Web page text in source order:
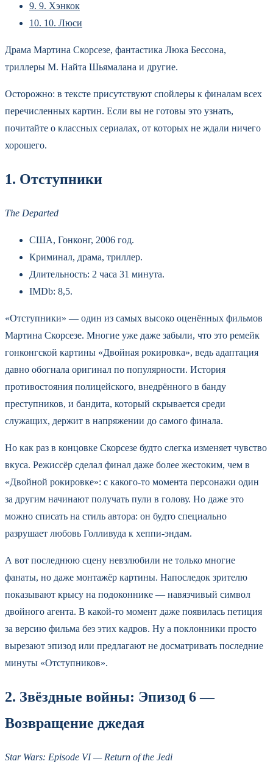
9. 9. Хэнкок
10. 10. Люси
Драма Мартина Скорсезе, фантастика Люка Бессона,
триллеры М. Найта Шьямалана и другие.
Осторожно: в тексте присутствуют спойлеры к финалам всех
перечисленных картин. Если вы не готовы это узнать,
почитайте о классных сериалах, от которых не ждали ничего
хорошего.
1. Отступники
The Departed
США, Гонконг, 2006 год.
Криминал, драма, триллер.
Длительность: 2 часа 31 минута.
IMDb: 8,5.
«Отступники» — один из самых высоко оценённых фильмов
Мартина Скорсезе. Многие уже даже забыли, что это ремейк
гонконгской картины «Двойная рокировка», ведь адаптация
давно обогнала оригинал по популярности. История
противостояния полицейского, внедрённого в банду
преступников, и бандита, который скрывается среди
служащих, держит в напряжении до самого финала.
Но как раз в концовке Скорсезе будто слегка изменяет чувство
вкуса. Режиссёр сделал финал даже более жестоким, чем в
«Двойной рокировке»: с какого-то момента персонажи один
за другим начинают получать пули в голову. Но даже это
можно списать на стиль автора: он будто специально
разрушает любовь Голливуда к хеппи-эндам.
А вот последнюю сцену невзлюбили не только многие
фанаты, но даже монтажёр картины. Напоследок зрителю
показывают крысу на подоконнике — навязчивый символ
двойного агента. В какой-то момент даже появилась петиция
за версию фильма без этих кадров. Ну а поклонники просто
вырезают эпизод или предлагают не досматривать последние
минуты «Отступников».
2. Звёздные войны: Эпизод 6 —
Возвращение джедая
Star Wars: Episode VI — Return of the Jedi